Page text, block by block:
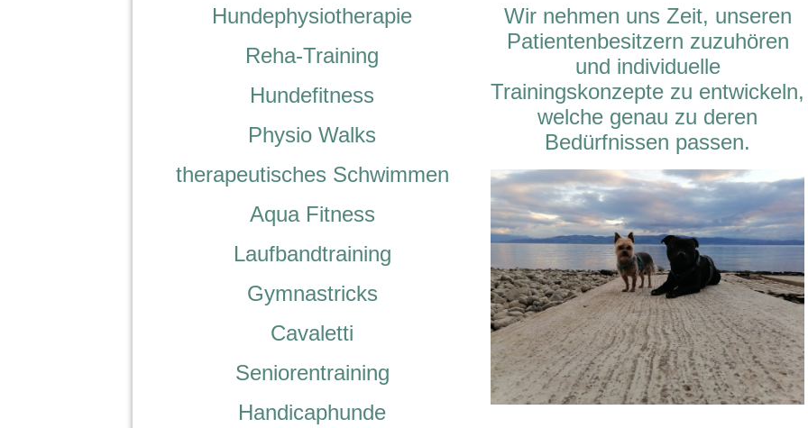
Hundephysiotherapie
Reha-Training
Hundefitness
Physio Walks
therapeutisches Schwimmen
Aqua Fitness
Laufbandtraining
Gymnastricks
Cavaletti
Seniorentraining
Handicaphunde
Wir nehmen uns Zeit, unseren
Patientenbesitzern zuzuhören
und individuelle
Trainingskonzepte zu entwickeln,
welche genau zu deren
Bedürfnissen passen.